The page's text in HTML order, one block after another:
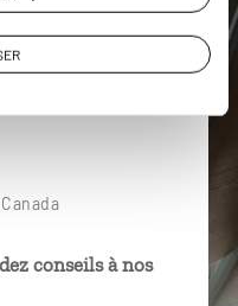
conseils à nos